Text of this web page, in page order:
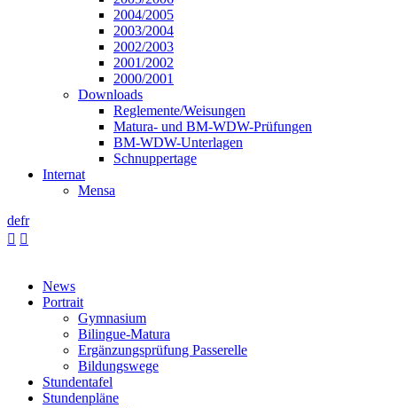
2004/2005
2003/2004
2002/2003
2001/2002
2000/2001
Downloads
Reglemente/Weisungen
Matura- und BM-WDW-Prüfungen
BM-WDW-Unterlagen
Schnuppertage
Internat
Mensa
defr
 
News
Portrait
Gymnasium
Bilingue-Matura
Ergänzungsprüfung Passerelle
Bildungswege
Stundentafel
Stundenpläne